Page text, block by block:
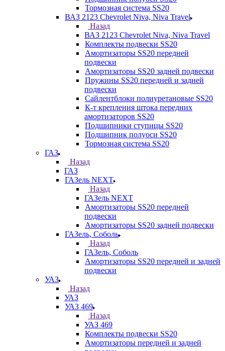
Тормозная система SS20
ВАЗ 2123 Chevrolet Niva, Niva Travel
Назад
ВАЗ 2123 Chevrolet Niva, Niva Travel
Комплекты подвески SS20
Амортизаторы SS20 передней
подвески
Амортизаторы SS20 задней подвески
Пружины SS20 передней и задней
подвески
Сайлентблоки полиуретановые SS20
К-т крепления штока передних
амортизаторов SS20
Подшипники ступицы SS20
Подшипник полуоси SS20
Тормозная система SS20
ГАЗ
Назад
ГАЗ
ГАЗель NEXT
Назад
ГАЗель NEXT
Амортизаторы SS20 передней
подвески
Амортизаторы SS20 задней подвески
ГАЗель, Соболь
Назад
ГАЗель, Соболь
Амортизаторы SS20 передней и задней
подвески
УАЗ
Назад
УАЗ
УАЗ 469
Назад
УАЗ 469
Комплекты подвески SS20
Амортизаторы передней и задней